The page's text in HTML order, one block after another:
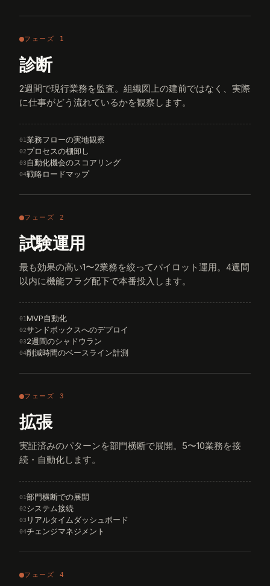
フェーズ 1
診断
2週間で現行業務を監査。組織図上の建前ではなく、実際
に仕事がどう流れているかを観察します。
01業務フローの実地観察
02プロセスの棚卸し
03自動化機会のスコアリング
04戦略ロードマップ
フェーズ 2
試験運用
最も効果の高い1〜2業務を絞ってパイロット運用。4週間
以内に機能フラグ配下で本番投入します。
01MVP自動化
02サンドボックスへのデプロイ
032週間のシャドウラン
04削減時間のベースライン計測
フェーズ 3
拡張
実証済みのパターンを部門横断で展開。5〜10業務を接
続・自動化します。
01部門横断での展開
02システム接続
03 リアルタイムダッシュボード
04チェンジマネジメント
フェーズ 4